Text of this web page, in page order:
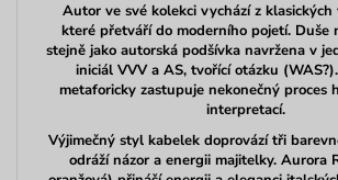
Autor ve své kolekci vychází z
které přetváří do moderního pojetí. Duše
stejně jako autorská podšívka navržena v
iniciál VVV a AS, tvořící otázku
metaforicky zastupuje nekonečný proces
interpretací.
Výjimečný styl kabelek doprovází tři
odráží názor a energii majitelky. Aurora